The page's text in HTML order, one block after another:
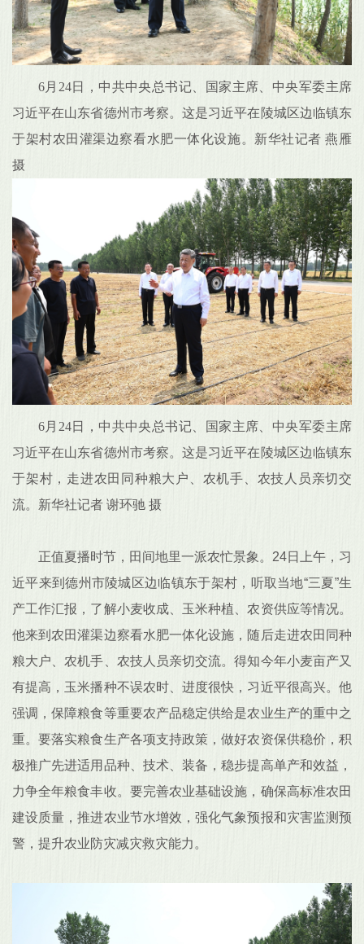
6月24日，中共中央总书记、国家主席、中央军委主席
习近平在山东省德州市考察。这是习近平在陵城区边临镇东
于架村农田灌渠边察看水肥一体化设施。新华社记者 燕雁
摄
6月24日，中共中央总书记、国家主席、中央军委主席
习近平在山东省德州市考察。这是习近平在陵城区边临镇东
于架村，走进农田同种粮大户、农机手、农技人员亲切交
流。新华社记者 谢环驰 摄
正值夏播时节，田间地里一派农忙景象。24日上午，习
近平来到德州市陵城区边临镇东于架村，听取当地“三夏”生
产工作汇报，了解小麦收成、玉米种植、农资供应等情况。
他来到农田灌渠边察看水肥一体化设施，随后走进农田同种
粮大户、农机手、农技人员亲切交流。得知今年小麦亩产又
有提高，玉米播种不误农时、进度很快，习近平很高兴。他
强调，保障粮食等重要农产品稳定供给是农业生产的重中之
重。要落实粮食生产各项支持政策，做好农资保供稳价，积
极推广先进适用品种、技术、装备，稳步提高单产和效益，
力争全年粮食丰收。要完善农业基础设施，确保高标准农田
建设质量，推进农业节水增效，强化气象预报和灾害监测预
警，提升农业防灾减灾救灾能力。